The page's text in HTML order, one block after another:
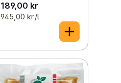
189,00 kr
945,00 kr /l